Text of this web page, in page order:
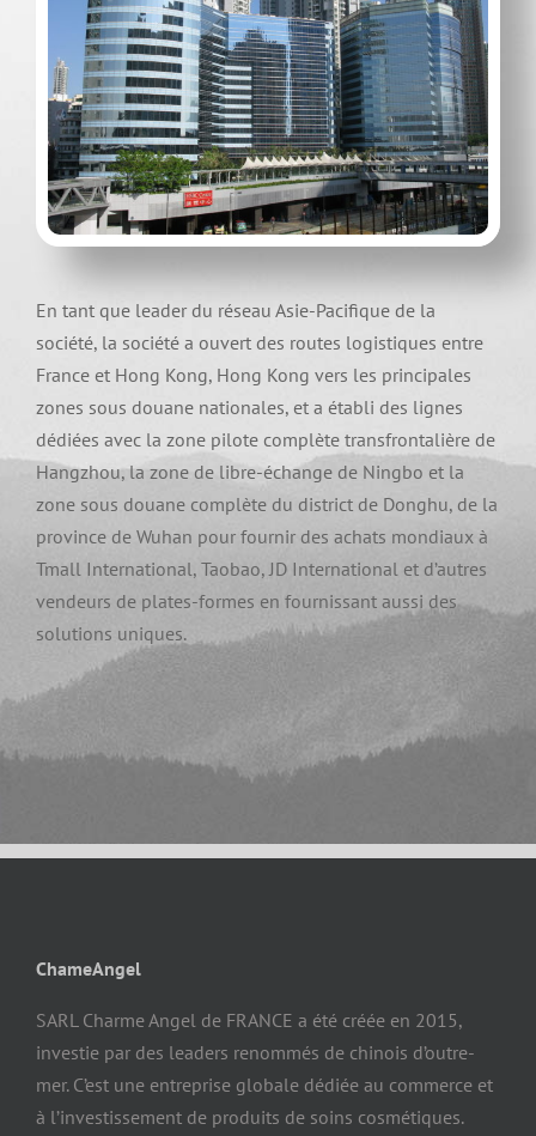
En tant que leader du réseau Asie-Pacifique de la
société, la société a ouvert des routes logistiques entre
France et Hong Kong, Hong Kong vers les principales
zones sous douane nationales, et a établi des lignes
dédiées avec la zone pilote complète transfrontalière de
Hangzhou, la zone de libre-échange de Ningbo et la
zone sous douane complète du district de Donghu, de la
province de Wuhan pour fournir des achats mondiaux à
Tmall International, Taobao, JD International et d’autres
vendeurs de plates-formes en fournissant aussi des
solutions uniques.
ChameAngel
SARL Charme Angel de FRANCE a été créée en 2015,
investie par des leaders renommés de chinois d’outre-
mer. C’est une entreprise globale dédiée au commerce et
à l’investissement de produits de soins cosmétiques.